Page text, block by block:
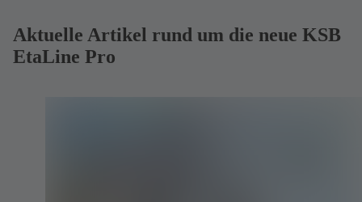
Aktuelle Artikel rund um die neue KSB
EtaLine Pro